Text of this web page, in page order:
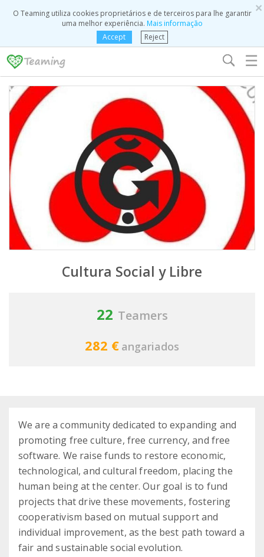
×
O Teaming utiliza cookies proprietários e de terceiros para lhe garantir
uma melhor experiência. Mais informação
Accept
Reject
☰
Cultura Social y Libre
22 Teamers
282 € angariados
We are a community dedicated to expanding and
promoting free culture, free currency, and free
software. We raise funds to restore economic,
technological, and cultural freedom, placing the
human being at the center. Our goal is to fund
projects that drive these movements, fostering
cooperativism based on mutual support and
individual improvement, as the best path toward a
fair and sustainable social evolution.